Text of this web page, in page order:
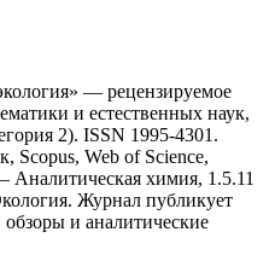
— рецензируемое
и естественных наук,
2). ISSN 1995-4301.
Scopus, Web of Science,
xимия, 1.5.11
Журнал публикует
и аналитические